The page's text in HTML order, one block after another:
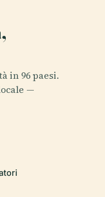
in 96 paesi.
—